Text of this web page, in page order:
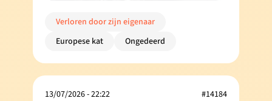
Verloren door zijn eigenaar
Europese kat
Ongedeerd
13/07/2026 - 22:22
#14184